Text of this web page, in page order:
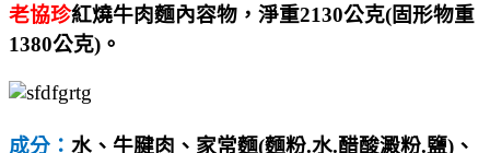
老協珍紅燒牛肉麵內容物，淨重2130公克(固形物重
1380公克) 。
成分： 水、牛腱肉、家常麵(麵粉.水.醋酸澱粉.鹽)、